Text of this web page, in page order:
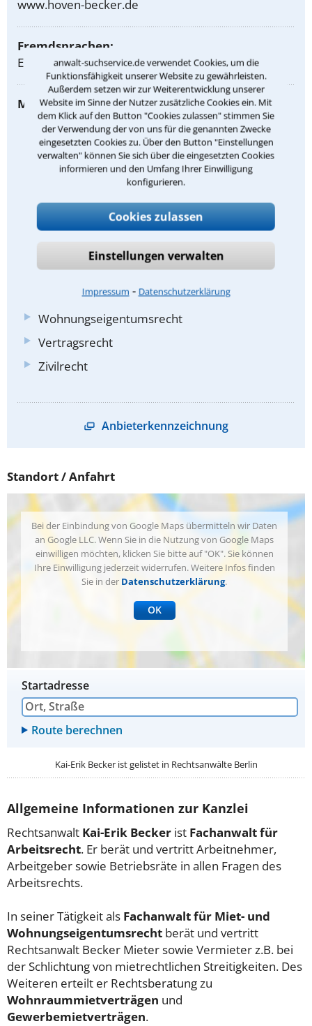
anwalt-suchservice.de verwendet Cookies, um die
Funktionsfähigkeit unserer Website zu gewährleisten.
Außerdem setzen wir zur Weiterentwicklung unserer
Website im Sinne der Nutzer zusätzliche Cookies ein. Mit
dem Klick auf den Button "Cookies zulassen" stimmen Sie
der Verwendung der von uns für die genannten Zwecke
eingesetzten Cookies zu. Über den Button "Einstellungen
verwalten" können Sie sich über die eingesetzten Cookies
informieren und den Umfang Ihrer Einwilligung
konfigurieren.
Cookies zulassen
Einstellungen verwalten
Impressum ⁃ Datenschutzerklärung
www.hoven-becker.de
Fremdsprachen:
Englisch
Meine Rechtsgebiete:
Arbeitsrecht
Kaufrecht
Betriebsverfassungsrecht
Werkvertragsrecht
Kündigungsschutzrecht
Tarifvertragsrecht
Mietrecht
Pachtrecht
Wohnungseigentumsrecht
Vertragsrecht
Zivilrecht
Anbieterkennzeichnung
Standort / Anfahrt
Bei der Einbindung von Google Maps übermitteln wir Daten
an Google LLC. Wenn Sie in die Nutzung von Google Maps
einwilligen möchten, klicken Sie bitte auf "OK". Sie können
Ihre Einwilligung jederzeit widerrufen. Weitere Infos finden
Sie in der Datenschutzerklärung.
OK
Startadresse
Kai-Erik Becker ist gelistet in Rechtsanwälte Berlin
Allgemeine Informationen zur Kanzlei
Rechtsanwalt Kai-Erik Becker ist Fachanwalt für
Arbeitsrecht. Er berät und vertritt Arbeitnehmer,
Arbeitgeber sowie Betriebsräte in allen Fragen des
Arbeitsrechts.
In seiner Tätigkeit als Fachanwalt für Miet- und
Wohnungseigentumsrecht berät und vertritt
Rechtsanwalt Becker Mieter sowie Vermieter z.B. bei
der Schlichtung von mietrechtlichen Streitigkeiten. Des
Weiteren erteilt er Rechtsberatung zu
Wohnraummietverträgen und
Gewerbemietverträgen.